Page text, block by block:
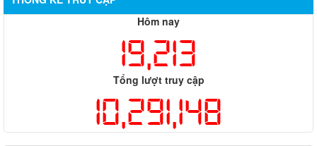
Hôm nay
19,213
Tổng lượt truy cập
10,291,148